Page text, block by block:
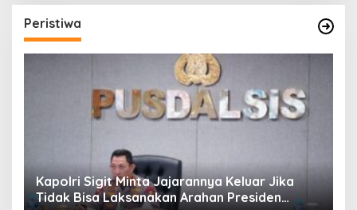
Peristiwa
Kapolri Sigit Minta Jajarannya Keluar Jika
Tidak Bisa Laksanakan Arahan Presiden